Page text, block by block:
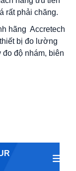
rất phải chăng.
hãng Accretech
bị đo lường
độ nhám, biên